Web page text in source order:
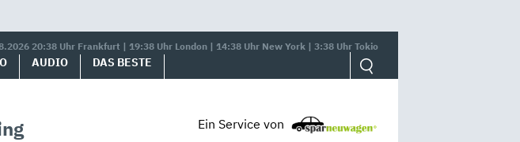
20:38 Uhr Frankfurt | 19:38 Uhr London | 14:38 Uhr New York | 3:38 Uhr Tokio
AUDIO DAS BESTE
Ein Service von